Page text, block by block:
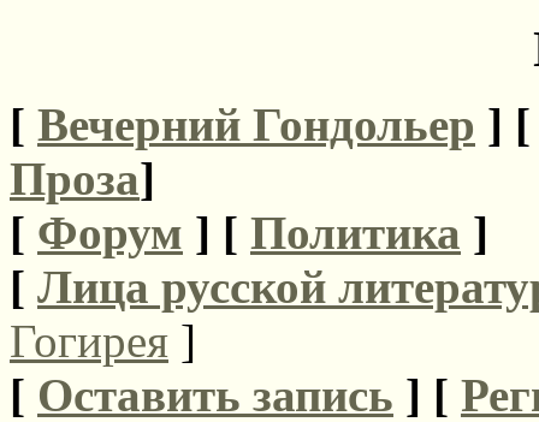
[ Вечерний Гондольер ]
Проза]
[ Форум ] [ Политика ]
[ Лица русской
Гогирея ]
[ Оставить запись ] [